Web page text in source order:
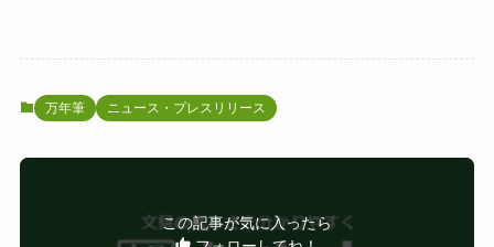
万年筆 ニュース・プレスリリース
この記事が気に入ったら